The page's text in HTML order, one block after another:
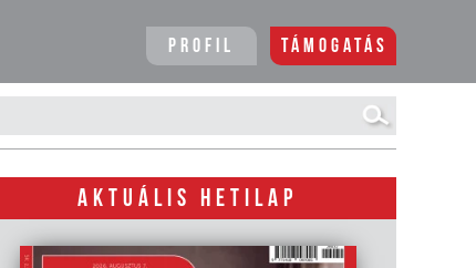
Profil Támogatás
AKTUÁLIS HETILAP